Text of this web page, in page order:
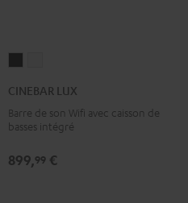
CINEBAR LUX
Barre de son Wifi avec caisson de
basses intégré
899,99 €